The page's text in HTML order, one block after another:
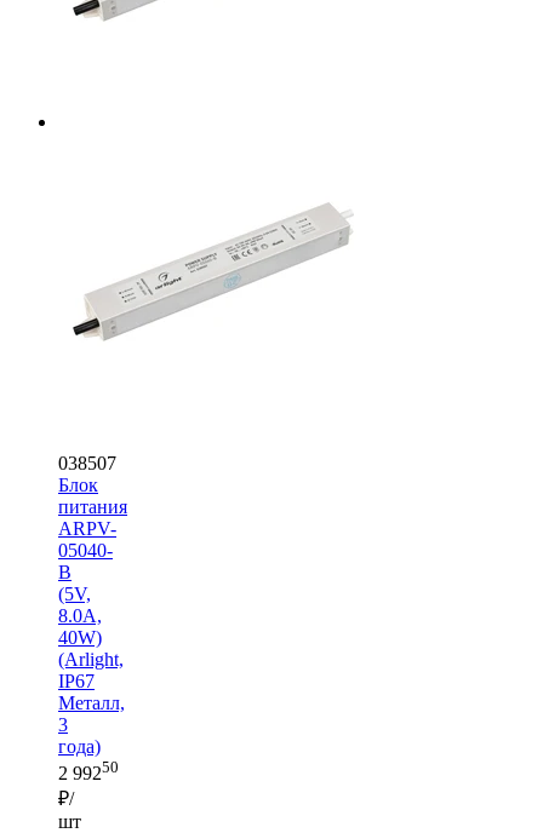
038507
Блок
питания
ARPV-
05040-
B
(5V,
8.0A,
40W)
(Arlight,
IP67
Металл,
3
года)
2 99250
₽/
шт